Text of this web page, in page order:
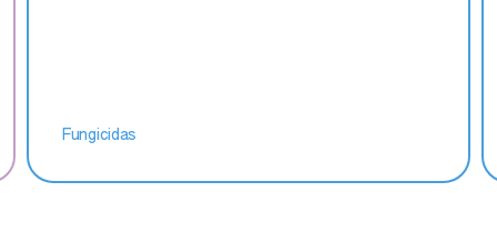
Fungicidas